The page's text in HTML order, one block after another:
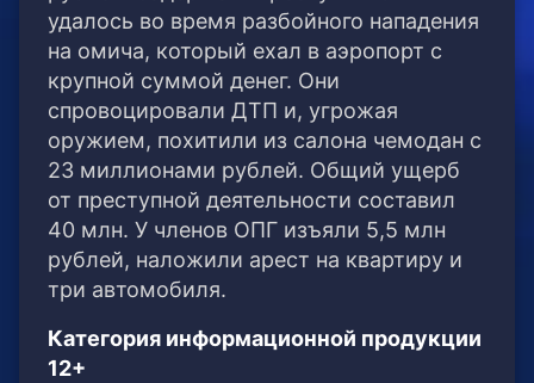
удалось во время разбойного нападения
на омича, который ехал в аэропорт с
крупной суммой денег. Они
спровоцировали ДТП и, угрожая
оружием, похитили из салона чемодан с
23 миллионами рублей. Общий ущерб
от преступной деятельности составил
40 млн. У членов ОПГ изъяли 5,5 млн
рублей, наложили арест на квартиру и
три автомобиля.
Категория информационной продукции
12+